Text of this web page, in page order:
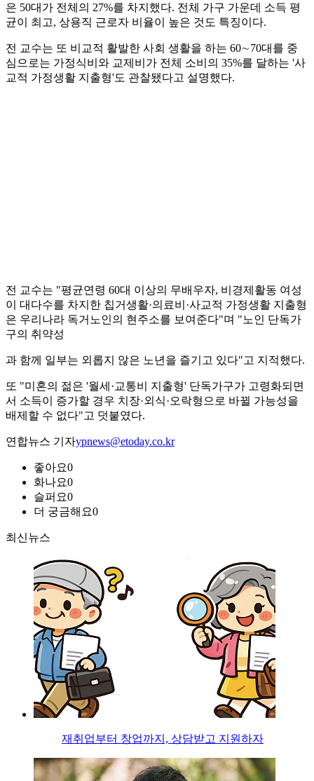
은 50대가 전체의 27%를 차지했다. 전체 가구 가운데 소득 평
균이 최고, 상용직 근로자 비율이 높은 것도 특징이다.
전 교수는 또 비교적 활발한 사회 생활을 하는 60∼70대를 중
심으로는 가정식비와 교제비가 전체 소비의 35%를 달하는 '사
교적 가정생활 지출형'도 관찰됐다고 설명했다.
전 교수는 "평균연령 60대 이상의 무배우자, 비경제활동 여성
이 대다수를 차지한 칩거생활·의료비·사교적 가정생활 지출형
은 우리나라 독거노인의 현주소를 보여준다"며 "노인 단독가
구의 취약성
과 함께 일부는 외롭지 않은 노년을 즐기고 있다"고 지적했다.
또 "미혼의 젊은 '월세·교통비 지출형' 단독가구가 고령화되면
서 소득이 증가할 경우 치장·외식·오락형으로 바뀔 가능성을
배제할 수 없다"고 덧붙였다.
연합뉴스 기자ypnews@etoday.co.kr
좋아요0
화나요0
슬퍼요0
더 궁금해요0
최신뉴스
재취업부터 창업까지, 상담받고 지원하자